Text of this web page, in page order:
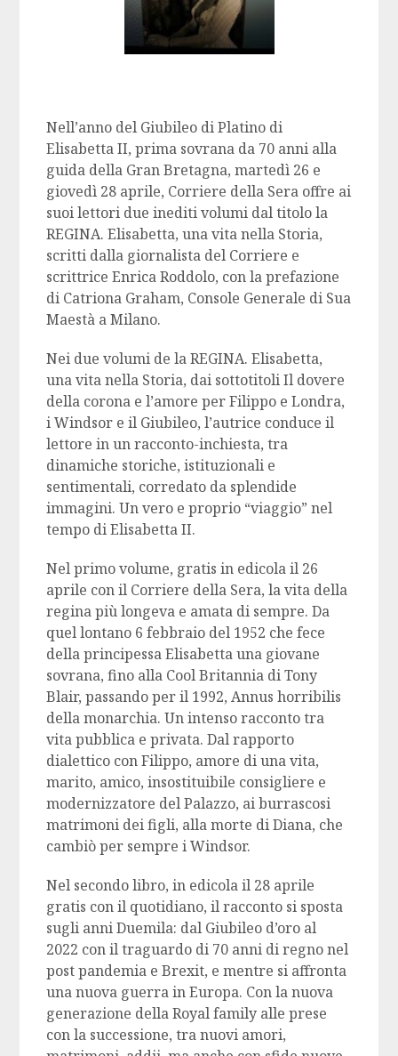
Nell’anno del Giubileo di Platino di
Elisabetta II, prima sovrana da 70 anni alla
guida della Gran Bretagna, martedì 26 e
giovedì 28 aprile, Corriere della Sera offre ai
suoi lettori due inediti volumi dal titolo la
REGINA. Elisabetta, una vita nella Storia,
scritti dalla giornalista del Corriere e
scrittrice Enrica Roddolo, con la prefazione
di Catriona Graham, Console Generale di Sua
Maestà a Milano.
Nei due volumi de la REGINA. Elisabetta,
una vita nella Storia, dai sottotitoli Il dovere
della corona e l’amore per Filippo e Londra,
i Windsor e il Giubileo, l’autrice conduce il
lettore in un racconto-inchiesta, tra
dinamiche storiche, istituzionali e
sentimentali, corredato da splendide
immagini. Un vero e proprio “viaggio” nel
tempo di Elisabetta II.
Nel primo volume, gratis in edicola il 26
aprile con il Corriere della Sera, la vita della
regina più longeva e amata di sempre. Da
quel lontano 6 febbraio del 1952 che fece
della principessa Elisabetta una giovane
sovrana, fino alla Cool Britannia di Tony
Blair, passando per il 1992, Annus horribilis
della monarchia. Un intenso racconto tra
vita pubblica e privata. Dal rapporto
dialettico con Filippo, amore di una vita,
marito, amico, insostituibile consigliere e
modernizzatore del Palazzo, ai burrascosi
matrimoni dei figli, alla morte di Diana, che
cambiò per sempre i Windsor.
Nel secondo libro, in edicola il 28 aprile
gratis con il quotidiano, il racconto si sposta
sugli anni Duemila: dal Giubileo d’oro al
2022 con il traguardo di 70 anni di regno nel
post pandemia e Brexit, e mentre si affronta
una nuova guerra in Europa. Con la nuova
generazione della Royal family alle prese
con la successione, tra nuovi amori,